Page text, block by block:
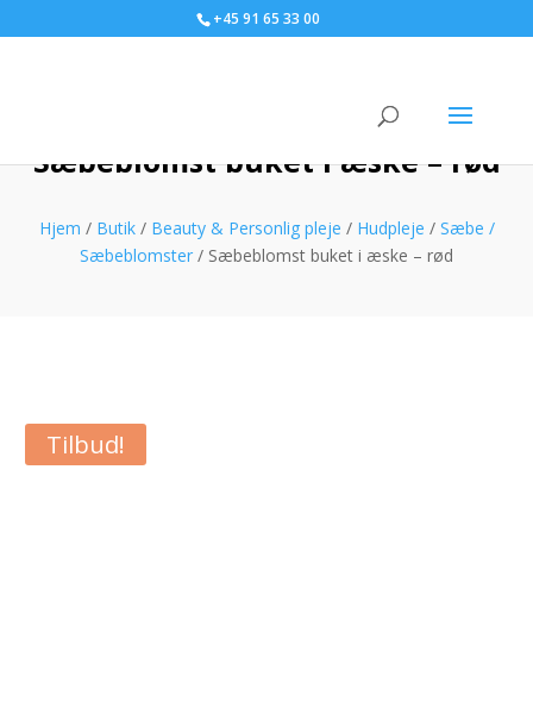
+45 91 65 33 00
Sæbeblomst buket i æske – rød
Hjem / Butik/ Beauty & Personlig pleje / Hudpleje / Sæbe /
Sæbeblomster / Sæbeblomst buket i æske – rød
Tilbud!